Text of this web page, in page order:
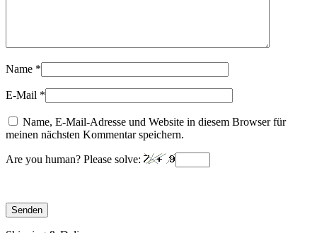
Name *
E-Mail *
Name, E-Mail-Adresse und Website in diesem Browser für
meinen nächsten Kommentar speichern.
Are you human? Please solve: